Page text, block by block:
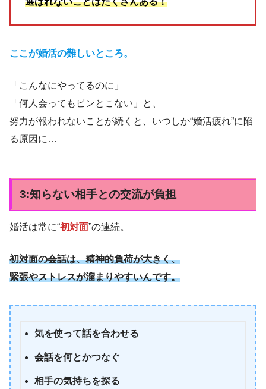
ここが婚活の難しいところ。
「こんなにやってるのに」
「何人会ってもピンとこない」と、
努力が報われないことが続くと、いつしか“婚活疲れ”に陥
る原因に…
3:知らない相手との交流が負担
婚活は常に“初対面”の連続。
初対面の会話は、精神的負荷が大きく、
緊張やストレスが溜まりやすいんです。
気を使って話を合わせる
会話を何とかつなぐ
相手の気持ちを探る